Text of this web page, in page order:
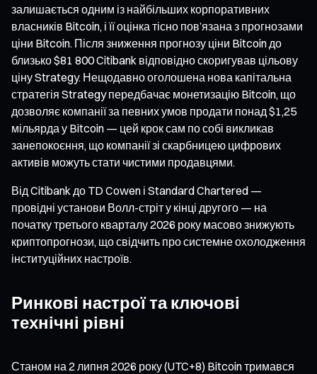
залишається одним із найбільших корпоративних
власників Bitcoin, і її оцінка тісно пов’язана з прогнозами
ціни Bitcoin. Після зниження прогнозу ціни Bitcoin до
близько $81 800 Citibank відповідно скоригував цільову
ціну Strategy. Нещодавно оголошена нова капітальна
стратегія Strategy передбачає монетизацію Bitcoin, що
дозволяє компанії за певних умов продати понад $1,25
мільярда у Bitcoin — цей крок сам по собі викликав
занепокоєння, що компанії зі скарбницею цифрових
активів можуть стати чистими продавцями.
Від Citibank до TD Cowen і Standard Chartered —
провідні установи Волл-стріт у кінці другого — на
початку третього кварталу 2026 року масово знижують
криптопрогнози, що свідчить про системне охолодження
інституційних настроїв.
Ринкові настрої та ключові
технічні рівні
Станом на 2 липня 2026 року (UTC+8) Bitcoin тримався